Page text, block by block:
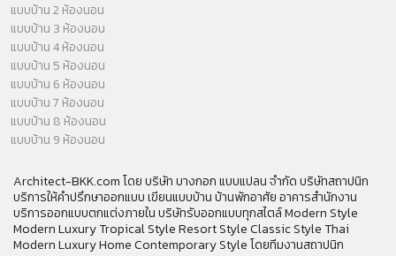
แบบบ้าน 2 ห้องนอน
แบบบ้าน 3 ห้องนอน
แบบบ้าน 4 ห้องนอน
แบบบ้าน 5 ห้องนอน
แบบบ้าน 6 ห้องนอน
แบบบ้าน 7 ห้องนอน
แบบบ้าน 8 ห้องนอน
แบบบ้าน 9 ห้องนอน
Architect-BKK.com โดย บริษัท บางกอก แบบแปลน จำกัด บริษัทสถาปนิก
บริการให้คำปรึกษาออกแบบ เขียนแบบบ้าน บ้านพักอาศัย อาคารสำนักงาน
บริการออกแบบตกแต่งภายใน บริษัทรับออกแบบทุกสไตล์ Modern Style
Modern Luxury Tropical Style Resort Style Classic Style Thai
Modern Luxury Home Contemporary Style โดยทีมงานสถาปนิก